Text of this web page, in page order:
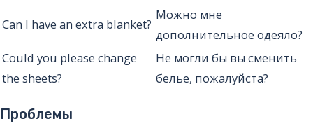
Can I have an extra blanket?
Можно мне
дополнительное одеяло?
Could you please change
the sheets?
Не могли бы вы сменить
белье, пожалуйста?
Проблемы